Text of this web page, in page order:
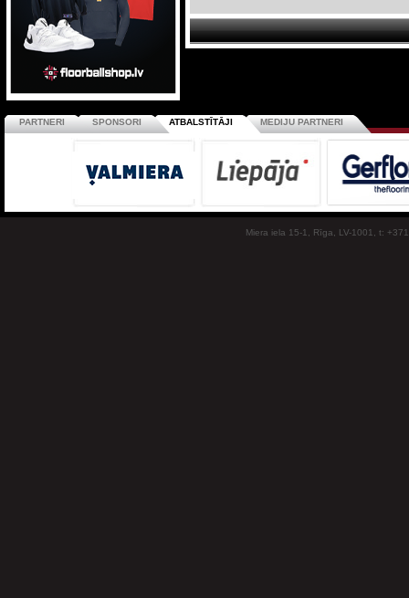
PARTNERI SPONSORI ATBALSTĪTĀJI MEDIJU PARTNERI
Miera iela 15-1, Rīga, LV-1001, t: